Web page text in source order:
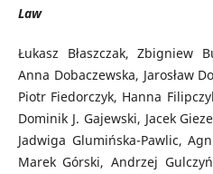
Law
Łukasz Błaszczak, Zbigniew
Anna Dobaczewska, Jarosław
Piotr Fiedorczyk, Hanna
Dominik J. Gajewski, Jacek
Jadwiga Glumińska-Pawlic,
Marek Górski, Andrzej